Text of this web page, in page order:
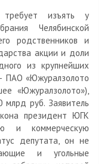
требует изъять у
Челябинской
родственников и
акции и доли
из крупнейших
ПАО «Южуралзолото
«Южуралзолото»),
руб. Заявитель
президент ЮГК
и коммерческую
депутата, он не
и угольные